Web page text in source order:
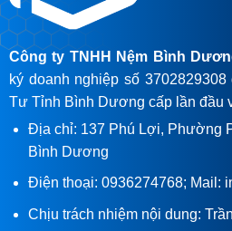
Công ty TNHH Nệm Bình
ký doanh nghiệp số
Tư Tỉnh Bình Dương cấp lần đầu
Địa chỉ: 137 Phú Lợi, Phường
Bình Dương
Điện thoại: 0936274768; Mail:
Chịu trách nhiệm nội dung: